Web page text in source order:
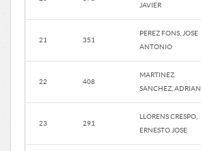
JAVIER
21 351
PEREZ FONS, JOSE
ANTONIO
22 408
MARTINEZ
SANCHEZ, ADRIAN
23 291
LLORENS CRESPO,
ERNESTO JOSE